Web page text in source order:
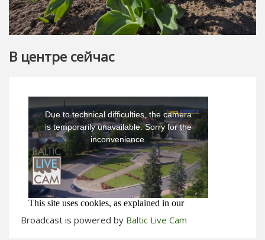
В центре сейчас
Broadcast is powered by Baltic Live Cam